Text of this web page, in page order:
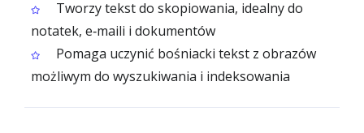
Tworzy tekst do skopiowania, idealny do
notatek, e‑maili i dokumentów
Pomaga uczynić bośniacki tekst z obrazów
możliwym do wyszukiwania i indeksowania